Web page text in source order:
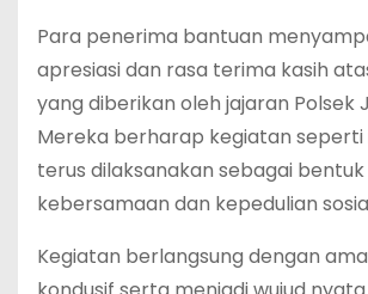
Para penerima bantuan
apresiasi dan rasa terima kasih
yang diberikan oleh jajaran Polsek
Mereka berharap kegiatan seperti
terus dilaksanakan sebagai bentuk
kebersamaan dan kepedulian
Kegiatan berlangsung dengan